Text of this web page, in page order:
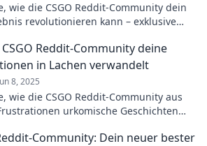
wie die CSGO Reddit-Community dein
revolutionieren kann – exklusive
Reddit-Community deine
in Lachen verwandelt
8, 2025
wie die CSGO Reddit-Community aus
urkomische Geschichten
Community: Dein neuer bester